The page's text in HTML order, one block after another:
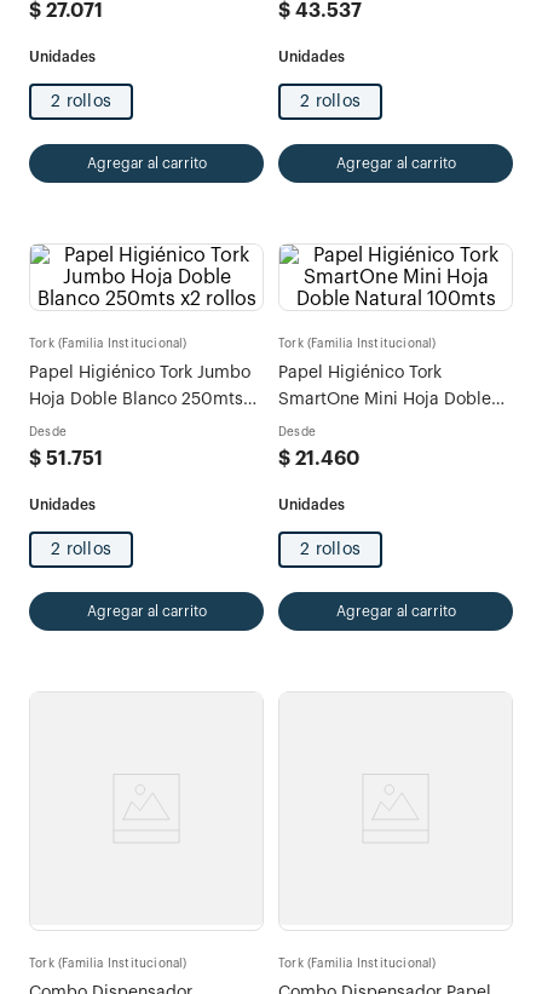
$ 27.071
2 rollos
Agregar al carrito
$ 43.537
2 rollos
Agregar al carrito
Tork (Familia Institucional)
Papel Higiénico Tork Jumbo
Hoja Doble Blanco 250mts
x2 rollos
Desde
$ 51 .751
2 rollos
Agregar al carrito
Tork (Familia Institucional)
Papel Higiénico Tork
SmartOne Mini Hoja Doble
Natural 100mts
Desde
$ 21 .460
2 rollos
Agregar al carrito
Tork (Familia Institucional) Tork (Familia Institucional)